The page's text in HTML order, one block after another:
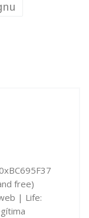
free)
| Life: